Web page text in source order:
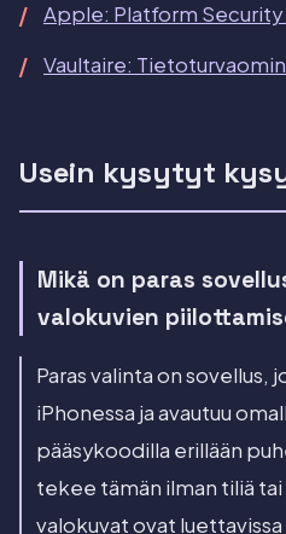
Apple: Platform Security
Vaultaire:
Usein kysytyt
Mikä on paras
valokuvien
Paras valinta on sovellus,
iPhonessa ja avautuu
pääsykoodilla erillään
tekee tämän ilman tiliä
valokuvat ovat luettavissa